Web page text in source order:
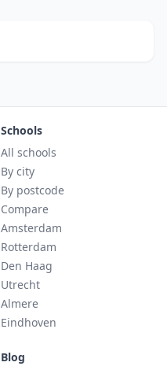
Schools
All schools
By city
By postcode
Compare
Amsterdam
Rotterdam
Den Haag
Utrecht
Almere
Eindhoven
Blog